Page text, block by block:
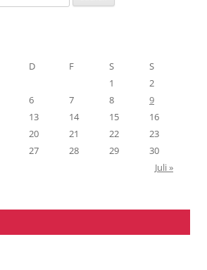
D F S
S
1
2
6 7 8
9
13 14 15
16
20 21 22
23
27 28 29
30
Juli »